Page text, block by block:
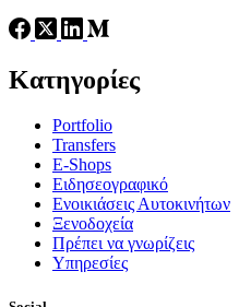
Κατηγορίες
Portfolio
Transfers
Ε-Shops
Ειδησεογραφικό
Ενοικιάσεις Αυτοκινήτων
Ξενοδοχεία
Πρέπει να γνωρίζεις
Υπηρεσίες